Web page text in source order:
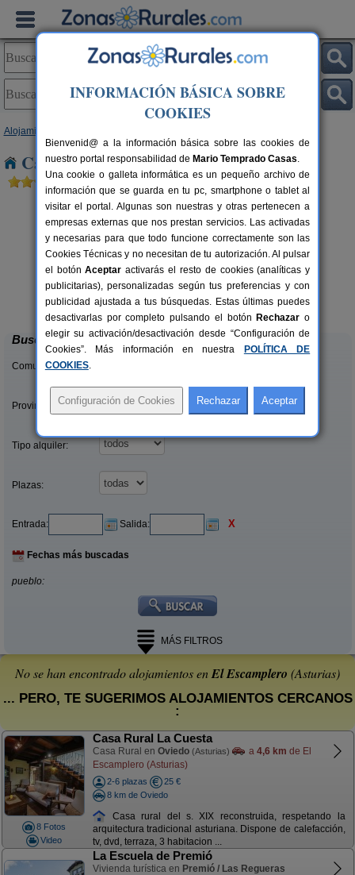
Alojamientos
Casas Rurales cerca de El Escamplero
6 pers.
desde19 €
El Pajar de Pumarega
Castropol (Asturias)
Buscar
Comunidades:
Provincias/Islas:
Tipo alquiler:
Plazas:
Entrada: Salida: X
Fechas más buscadas
pueblo:
MÁS FILTROS
No se han encontrado alojamientos enEl Escamplero (Asturias)
... PERO, TE SUGERIMOS ALOJAMIENTOS CERCANOS
:
8 Fotos
Video
Casa Rural La Cuesta
Casa Rural en Oviedo (Asturias) a 4,6 km de El
Escamplero (Asturias)
2-6 plazas
25 €
8 km de Oviedo
Casa rural del s. XIX reconstruida, respetando la
arquitectura tradicional asturiana. Dispone de calefacción,
tv, dvd, terraza, 3 habitacion ...
La Escuela de Premió
Vivienda turística en Premió / Las Regueras
INFORMACIÓN BÁSICA SOBRE
COOKIES
Bienvenid@ a la información básica sobre las cookies de
nuestro portal responsabilidad de Mario Temprado Casas.
Una cookie o galleta informática es un pequeño archivo de
información que se guarda en tu pc, smartphone o tablet al
visitar el portal. Algunas son nuestras y otras pertenecen a
empresas externas que nos prestan servicios. Las activadas
y necesarias para que todo funcione correctamente son las
Cookies Técnicas y no necesitan de tu autorización. Al pulsar
el botónAceptar activarás el resto de cookies (analíticas y
publicitarias), personalizadas según tus preferencias y con
publicidad ajustada a tus búsquedas. Estas últimas puedes
desactivarlas por completo pulsando el botón Rechazar o
elegir su activación/desactivación desde “Configuración de
Cookies”. Más información en nuestra
POLÍTICA DE
COOKIES.